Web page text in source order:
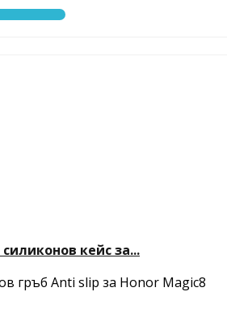
кейс за...
гръб Anti slip за Honor Magic8